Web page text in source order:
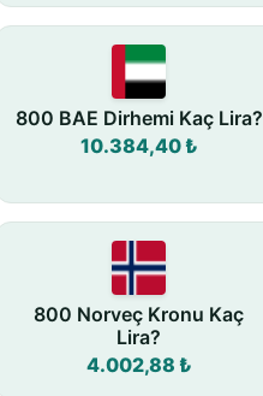
800 BAE Dirhemi Kaç Lira?
10.384,40 ₺
800 Norveç Kronu Kaç
Lira?
4.002,88 ₺